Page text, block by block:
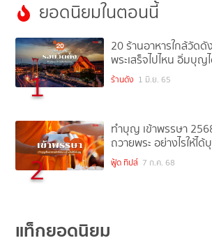
ยอดนิยมในตอนนี้
1
20 ร้านอาหารใกล้วัดดั
พระเสร็จไปไหน อิ่มบุ
ร้านดัง 1 มิ.ย. 65
2
ทำบุญ เข้าพรรษา
ถวายพระ อย่างไรให้ไ
ฟู้ด ทิปส์ 7 ก.ค. 68
แท็กยอดนิยม